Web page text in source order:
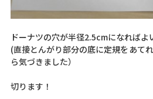
ドーナツの穴が半径2.5cmになればよ
(直接とんがり部分の底に定規をあて
ら気づきました）
切ります！